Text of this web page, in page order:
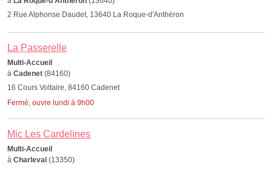
2 Rue Alphonse Daudet, 13640 La Roque-d'Anthéron
La Passerelle
Multi-Accueil
à Cadenet (84160)
16 Cours Voltaire, 84160 Cadenet
Fermé, ouvre lundi à 9h00
Mic Les Cardelines
Multi-Accueil
à Charleval (13350)